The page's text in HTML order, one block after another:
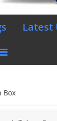
Latest
Box